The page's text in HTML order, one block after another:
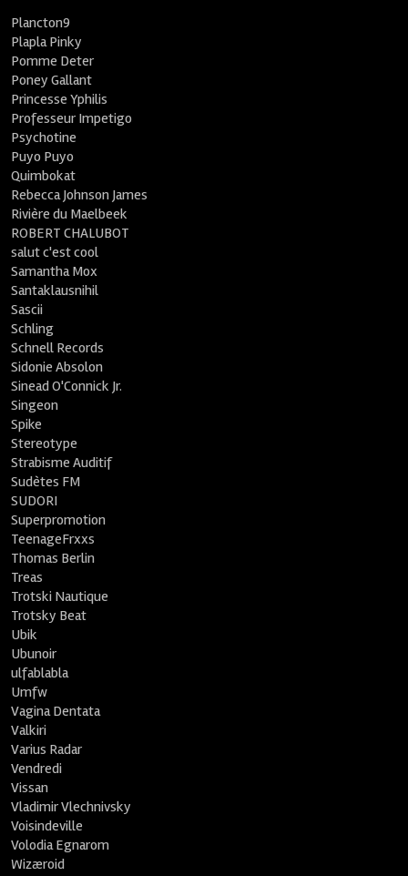
Plancton9
Plapla Pinky
Pomme Deter
Poney Gallant
Princesse Yphilis
Professeur Impetigo
Psychotine
Puyo Puyo
Quimbokat
Rebecca Johnson James
Rivière du Maelbeek
ROBERT CHALUBOT
salut c'est cool
Samantha Mox
Santaklausnihil
Sascii
Schling
Schnell Records
Sidonie Absolon
Sinead O'Connick Jr.
Singeon
Spike
Stereotype
Strabisme Auditif
Sudètes FM
SUDORI
Superpromotion
TeenageFrxxs
Thomas Berlin
Treas
Trotski Nautique
Trotsky Beat
Ubik
Ubunoir
ulfablabla
Umfw
Vagina Dentata
Valkiri
Varius Radar
Vendredi
Vissan
Vladimir Vlechnivsky
Voisindeville
Volodia Egnarom
Wizæroid